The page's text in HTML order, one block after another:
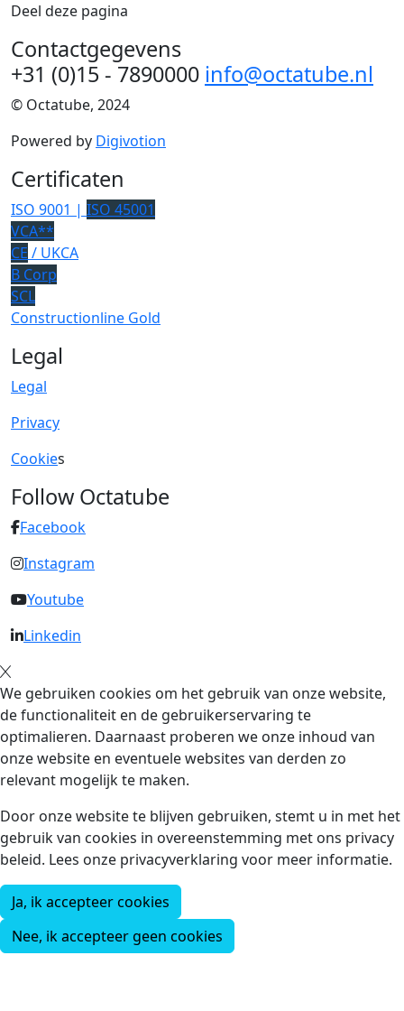
Deel deze pagina
Contactgegevens
+31 (0)15 - 7890000 info@octatube.nl
© Octatube, 2024
Powered by Digivotion
Certificaten
ISO 9001 | ISO 45001
VCA**
CE / UKCA
B Corp
SCL
Constructionline Gold
Legal
Legal
Privacy
Cookies
Follow Octatube
Facebook
Instagram
Youtube
Linkedin
We gebruiken cookies om het gebruik van onze website,
de functionaliteit en de gebruikerservaring te
optimalieren. Daarnaast proberen we onze inhoud van
onze website en eventuele websites van derden zo
relevant mogelijk te maken.
Door onze website te blijven gebruiken, stemt u in met het
gebruik van cookies in overeenstemming met ons privacy
beleid. Lees onze privacyverklaring voor meer informatie.
Ja, ik accepteer cookies
Nee, ik accepteer geen cookies